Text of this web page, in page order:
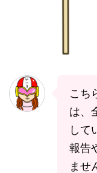
こち
は、
して
報告
ませ